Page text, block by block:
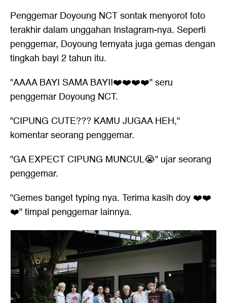
Penggemar Doyoung NCT sontak menyorot foto
terakhir dalam unggahan Instagram-nya. Seperti
penggemar, Doyoung ternyata juga gemas dengan
tingkah bayi 2 tahun itu.
"AAAA BAYI SAMA BAYII❤️❤️❤️❤️" seru
penggemar Doyoung NCT.
"CIPUNG CUTE??? KAMU JUGAA HEH,"
komentar seorang penggemar.
"GA EXPECT CIPUNG MUNCUL😭" ujar seorang
penggemar.
"Gemes banget typing nya. Terima kasih doy ❤️❤️
❤️" timpal penggemar lainnya.